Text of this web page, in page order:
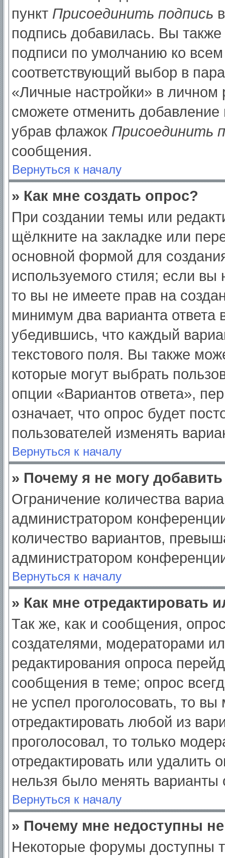
пункт Присоединить подпись
подпись добавилась. Вы
подписи по умолчанию ко
соответствующий выбор в
«Личные настройки» в
сможете отменить
убрав флажок Присоединить
сообщения.
Вернуться к началу
» Как мне создать опрос?
При создании темы или
щёлкните на закладке или
основной формой для
используемого стиля; если
то вы не имеете прав на
минимум два варианта ответа
убедившись, что каждый
текстового поля. Вы также
которые могут выбрать
опции «Вариантов ответа»,
означает, что опрос будет
пользователей изменять
Вернуться к началу
» Почему я не могу
Ограничение количества
администратором
количество вариантов,
администратором
Вернуться к началу
» Как мне отредактировать
Так же, как и сообщения,
создателями, модераторами
редактирования опроса
сообщения в теме; опрос
не успел проголосовать, то
отредактировать любой из
проголосовал, то только
отредактировать или удалить
нельзя было менять варианты
Вернуться к началу
» Почему мне недоступны
Некоторые форумы доступны